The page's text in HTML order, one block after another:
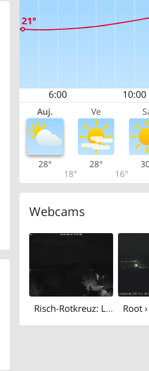
Auj. Ve
28°
18°
28°
16°
Webcams
Risch-Rotkreuz: Live Webcam Rotkreuz Richtung Süd-Ost